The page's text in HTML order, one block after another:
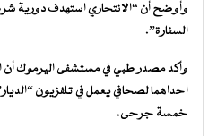
وأوضح أن “الانتحاري استهدف دورية
السفارة”.
وأكد مصدر طبي في مستشفى اليرموك
احداهما لصحافي يعمل في تلفزيون
خمسة جرحى.